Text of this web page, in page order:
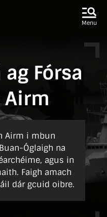
Menu
Fórsa
Airm
Airm i mbun
Óglaigh na
agus in
Faigh amach
dár gcuid oibre.